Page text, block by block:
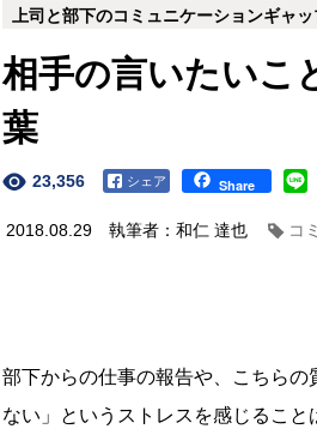
上司と部下のコミュニケーションギャ
相手の言いたいこ
葉
23,356 Facebook Share
2018.08.29 執筆者：和仁 達也 コ
部下からの仕事の報告や、こちら
ない」というストレスを感じること